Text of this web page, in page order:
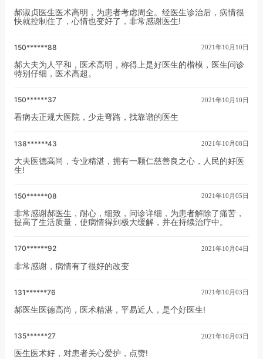
郝淑贞医生医术高明，为患者考虑周全。经医生诊治后，病情很
快就控制住了，心情也变好了，非常感谢医生!
150******88 2021年10月10日
郝大夫为人平和，医术高明，称得上是好医生的楷模，医生问诊
特别仔细，医术高超。
150******37 2021年10月10日
看病去正规大医院，少走弯路，找靠谱的医生
138******43 2021年10月08日
大夫医德高尚，专业精湛，拥有一颗仁慈善良之心，人民的好医
生!
150******08 2021年10月05日
非常感谢郝医生，耐心，细致，问诊详细，为患者解除了痛苦，
提高了生活质量，使病情得到极大缓解，并在持续治疗中。
170******92 2021年10月04日
非常感谢，病情有了很好的改变
131******76 2021年10月03日
郝医生医德高尚，医术精湛，平易近人，是个好医生!
135******27 2021年10月03日
医生医术好，对患者关心爱护，点赞!